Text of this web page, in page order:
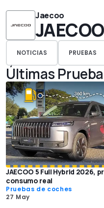
Jaecoo
NOTICIAS PRUEBAS
Últimas
JAECOO 5 Full Hybrid 2026,
consumo real
Pruebas de coches
27 May